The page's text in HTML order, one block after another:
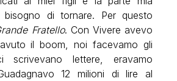
bisogno di tornare. Per questo
Fratello. Con Vivere avevo
il boom, noi facevamo gli
lettere, eravamo
12 milioni di lire al